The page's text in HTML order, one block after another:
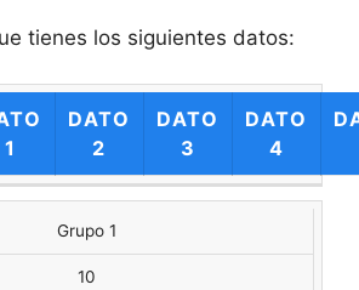
tienes los siguientes datos:
1
DATO
2
DATO
3
DATO
4
Grupo 1
10